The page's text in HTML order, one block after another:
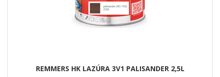
REMMERS HK LAZÚRA 3V1 PALISANDER 2,5L